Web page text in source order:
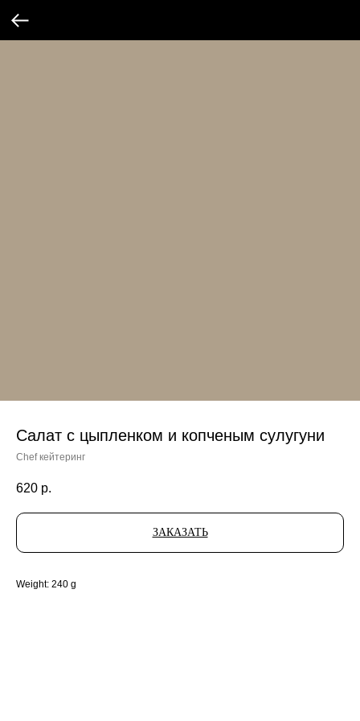
Салат с цыпленком и копченым сулугуни
Chef кейтеринг
620 р.
ЗАКАЗАТЬ
Weight: 240 g